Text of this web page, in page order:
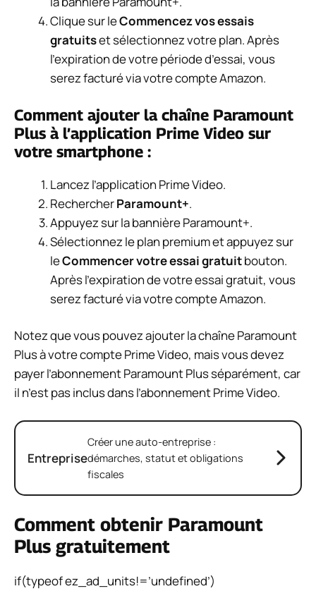
Clique sur leCommencez vos essais
gratuitset sélectionnez votre plan. Après
l’expiration de votre période d’essai, vous
serez facturé via votre compte Amazon.
Comment ajouter la chaîne Paramount
Plus à l’application Prime Video sur
votre smartphone :
Lancez l’application Prime Video.
RechercherParamount+.
Appuyez sur la bannière Paramount+.
Sélectionnez le plan premium et appuyez sur
leCommencer votre essai gratuitbouton.
Après l’expiration de votre essai gratuit, vous
serez facturé via votre compte Amazon.
Notez que vous pouvez ajouter la chaîne Paramount
Plus à votre compte Prime Video, mais vous devez
payer l’abonnement Paramount Plus séparément, car
il n’est pas inclus dans l’abonnement Prime Video.
Entreprise
Créer une auto-entreprise :
démarches, statut et obligations
fiscales
Comment obtenir Paramount
Plus gratuitement
if(typeof ez_ad_units!=’undefined’)